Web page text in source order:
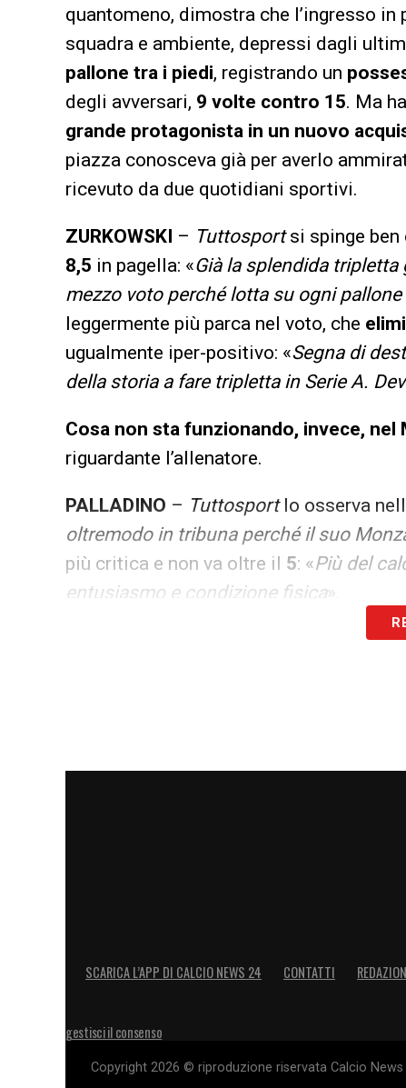
quantomeno, dimostra che l’ingresso
squadra e ambiente, depressi dagli
pallone tra i piedi, registrando un
degli avversari, 9 volte contro 15. Ma
grande protagonista in un nuovo
piazza conosceva già per averlo
ricevuto da due quotidiani sportivi.
ZURKOWSKI – Tuttosportsi spinge ben
8,5 in pagella: «Già la splendida tripletta
mezzo voto perché lotta su ogni pallone
leggermente più parca nel voto, che
ugualmente iper-positivo: «Segna di
della storia a fare tripletta in Serie A.
Cosa non sta funzionando, invece, nel
riguardante l’allenatore.
PALLADINO – Tuttosportlo osserva
oltremodo in tribuna perché il suo
più critica e non va oltre il 5: «Più del
entusiasmo e condizione fisica».
non ci sono
PEREIRA– «All’11’ Gyasi gli scappa.
Tocca 19 palloni in 45’:
SCARICA L’APP DI CALCIO NEWS 24 CONTATTI
gestisci il consenso
Copyright 2026 © riproduzione riservata Calcio